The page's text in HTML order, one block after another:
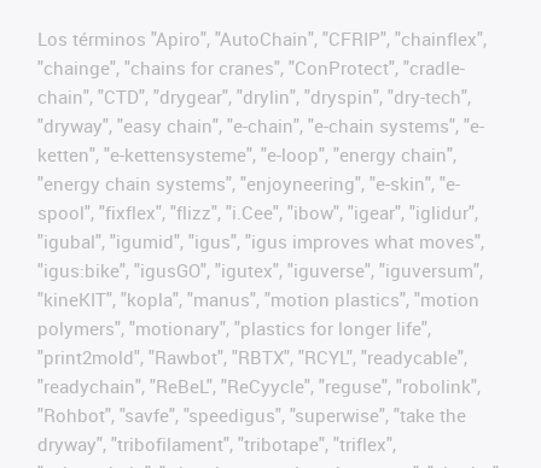
Los términos "Apiro", "AutoChain", "CFRIP", "chainflex",
"chainge", "chains for cranes", "ConProtect", "cradle-
chain", "CTD", "drygear", "drylin", "dryspin", "dry-tech",
"dryway", "easy chain", "e-chain", "e-chain systems", "e-
ketten", "e-kettensysteme", "e-loop", "energy chain",
"energy chain systems", "enjoyneering", "e-skin", "e-
spool", "fixflex", "flizz", "i.Cee", "ibow", "igear", "iglidur",
"igubal", "igumid", "igus", "igus improves what moves",
"igus:bike", "igusGO", "igutex", "iguverse", "iguversum",
"kineKIT", "kopla", "manus", "motion plastics", "motion
polymers", "motionary", "plastics for longer life",
"print2mold", "Rawbot", "RBTX", "RCYL", "readycable",
"readychain", "ReBeL", "ReCyycle", "reguse", "robolink",
"Rohbot", "savfe", "speedigus", "superwise", "take the
dryway", "tribofilament", "tribotape", "triflex",